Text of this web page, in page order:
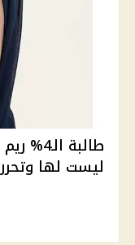
طالبة
ليست لها